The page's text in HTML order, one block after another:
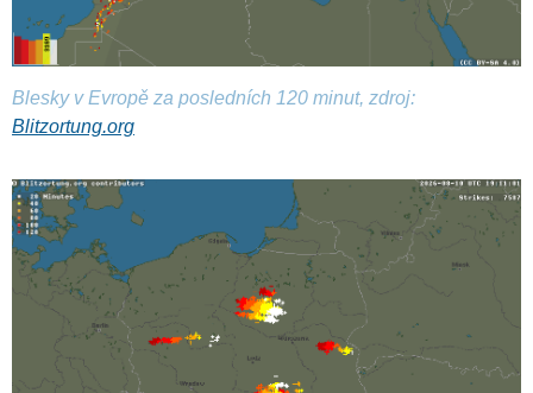
Blesky v Evropě za posledních 120 minut, zdroj:
Blitzortung.org